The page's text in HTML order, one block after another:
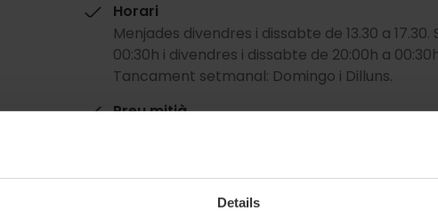
Details
Horari
Menjades divendres i dissabte de 13.30 a
00:30h i divendres i dissabte de 20:00h a
Tancament setmanal: Domingo i Dilluns.
Preu mitjà